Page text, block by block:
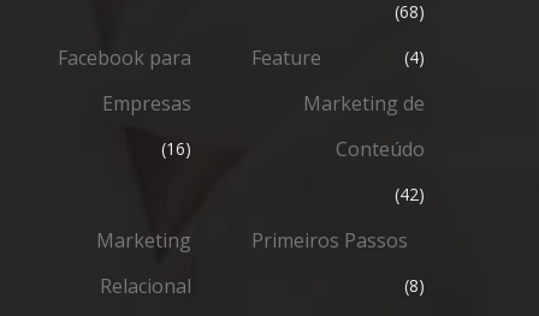
(68)
Facebook para
Empresas
(16)
Feature (4)
Marketing de
Conteúdo
(42)
Marketing
Relacional
Primeiros Passos
(8)